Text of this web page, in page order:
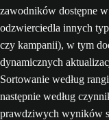
zawodników dostępne
odzwierciedla innych
czy kampanii), w tym
dynamicznych
Sortowanie według
następnie według
prawdziwych wyników